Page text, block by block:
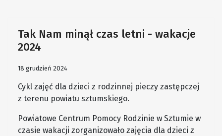
Tak Nam minął czas letni - wakacje
2024
18 grudzień 2024
Cykl zajęć dla dzieci z rodzinnej pieczy zastępczej
z terenu powiatu sztumskiego.
Powiatowe Centrum Pomocy Rodzinie w Sztumie w
czasie wakacji zorganizowało zajęcia dla dzieci z